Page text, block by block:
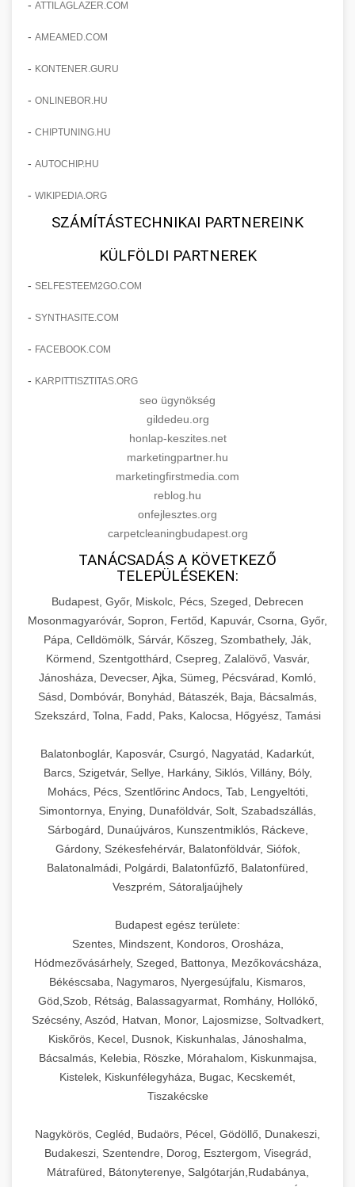
- ATTILAGLAZER.COM
- AMEAMED.COM
- KONTENER.GURU
- ONLINEBOR.HU
- CHIPTUNING.HU
- AUTOCHIP.HU
- WIKIPEDIA.ORG
SZÁMÍTÁSTECHNIKAI PARTNEREINK
KÜLFÖLDI PARTNEREK
- SELFESTEEM2GO.COM
- SYNTHASITE.COM
- FACEBOOK.COM
- KARPITTISZTITAS.ORG
seo ügynökség
gildedeu.org
honlap-keszites.net
marketingpartner.hu
marketingfirstmedia.com
reblog.hu
onfejlesztes.org
carpetcleaningbudapest.org
TANÁCSADÁS A KÖVETKEZŐ
TELEPÜLÉSEKEN:
Budapest, Győr, Miskolc, Pécs, Szeged, Debrecen
Mosonmagyaróvár, Sopron, Fertőd, Kapuvár, Csorna, Győr,
Pápa, Celldömölk, Sárvár, Kőszeg, Szombathely, Ják,
Körmend, Szentgotthárd, Csepreg, Zalalövő, Vasvár,
Jánosháza, Devecser, Ajka, Sümeg, Pécsvárad, Komló,
Sásd, Dombóvár, Bonyhád, Bátaszék, Baja, Bácsalmás,
Szekszárd, Tolna, Fadd, Paks, Kalocsa, Hőgyész, Tamási
Balatonboglár, Kaposvár, Csurgó, Nagyatád, Kadarkút,
Barcs, Szigetvár, Sellye, Harkány, Siklós, Villány, Bóly,
Mohács, Pécs, Szentlőrinc Andocs, Tab, Lengyeltóti,
Simontornya, Enying, Dunaföldvár, Solt, Szabadszállás,
Sárbogárd, Dunaújváros, Kunszentmiklós, Ráckeve,
Gárdony, Székesfehérvár, Balatonföldvár, Siófok,
Balatonalmádi, Polgárdi, Balatonfűzfő, Balatonfüred,
Veszprém, Sátoraljaújhely
Budapest egész területe:
Szentes, Mindszent, Kondoros, Orosháza,
Hódmezővásárhely, Szeged, Battonya, Mezőkovácsháza,
Békéscsaba, Nagymaros, Nyergesújfalu, Kismaros,
Göd,Szob, Rétság, Balassagyarmat, Romhány, Hollókő,
Szécsény, Aszód, Hatvan, Monor, Lajosmizse, Soltvadkert,
Kiskőrös, Kecel, Dusnok, Kiskunhalas, Jánoshalma,
Bácsalmás, Kelebia, Röszke, Mórahalom, Kiskunmajsa,
Kistelek, Kiskunfélegyháza, Bugac, Kecskemét,
Tiszakécske
Nagykörös, Cegléd, Budaörs, Pécel, Gödöllő, Dunakeszi,
Budakeszi, Szentendre, Dorog, Esztergom, Visegrád,
Mátrafüred, Bátonyterenye, Salgótarján,Rudabánya,